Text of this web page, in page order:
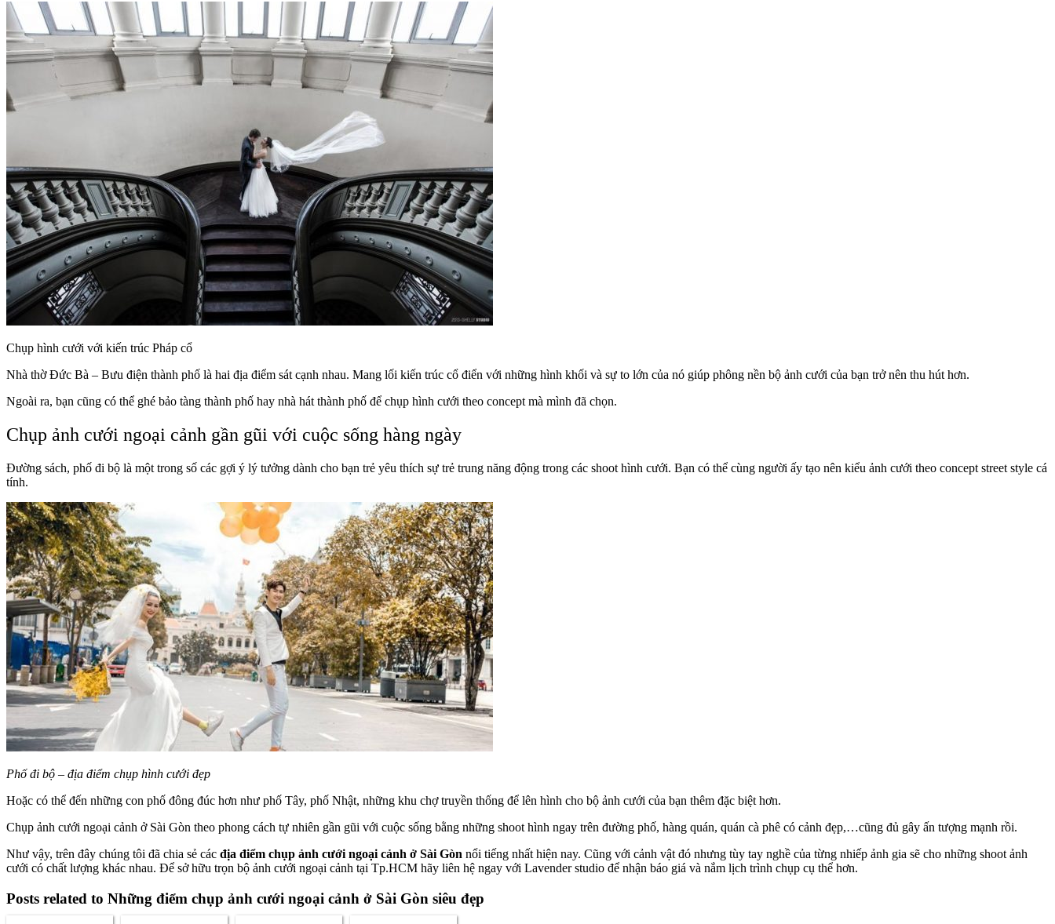
Chụp hình cưới với kiến trúc Pháp cổ
Nhà thờ Đức Bà – Bưu điện thành phố là hai địa điểm sát cạnh nhau. Mang lối kiến trúc cổ điển với những hình khối và sự to lớn của nó giúp phông nền bộ ảnh cưới của bạn trở nên thu hút hơn.
Ngoài ra, bạn cũng có thể ghé bảo tàng thành phố hay nhà hát thành phố để chụp hình cưới theo concept mà mình đã chọn.
Chụp ảnh cưới ngoại cảnh gần gũi với cuộc sống hàng ngày
Đường sách, phố đi bộ là một trong số các gợi ý lý tưởng dành cho bạn trẻ yêu thích sự trẻ trung năng động trong các shoot hình cưới. Bạn có thể cùng người ấy tạo nên kiểu ảnh cưới theo concept street style cá
tính.
Phố đi bộ – địa điểm chụp hình cưới đẹp
Hoặc có thể đến những con phố đông đúc hơn như phố Tây, phố Nhật, những khu chợ truyền thống để lên hình cho bộ ảnh cưới của bạn thêm đặc biệt hơn.
Chụp ảnh cưới ngoại cảnh ở Sài Gòn theo phong cách tự nhiên gần gũi với cuộc sống bằng những shoot hình ngay trên đường phố, hàng quán, quán cà phê có cảnh đẹp,…cũng đủ gây ấn tượng mạnh rồi.
Như vậy, trên đây chúng tôi đã chia sẻ các địa điểm chụp ảnh cưới ngoại cảnh ở Sài Gòn nổi tiếng nhất hiện nay. Cũng với cảnh vật đó nhưng tùy tay nghề của từng nhiếp ảnh gia sẽ cho những shoot ảnh
cưới có chất lượng khác nhau. Để sở hữu trọn bộ ảnh cưới ngoại cảnh tại Tp.HCM hãy liên hệ ngay với Lavender studio để nhận báo giá và nắm lịch trình chụp cụ thể hơn.
Posts related to Những điểm chụp ảnh cưới ngoại cảnh ở Sài Gòn siêu đẹp